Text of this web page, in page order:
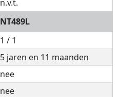
n.v.t.
NT489L
1 / 1
5 jaren en 11 maanden
nee
nee